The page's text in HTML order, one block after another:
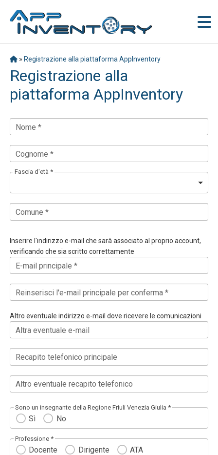
» Registrazione alla piattaforma AppInventory
Registrazione alla
piattaforma AppInventory
Nome *
Cognome *
Fascia d'età *
Comune *
Inserire l'indirizzo e-mail che sarà associato al proprio account,
verificando che sia scritto correttamente
E-mail principale *
Reinserisci l'e-mail principale per conferma *
Altro eventuale indirizzo e-mail dove ricevere le comunicazioni
Altra eventuale e-mail
Recapito telefonico principale
Altro eventuale recapito telefonico
Sono un insegnante della Regione Friuli Venezia Giulia *
Sì No
Professione *
Docente Dirigente
ATA